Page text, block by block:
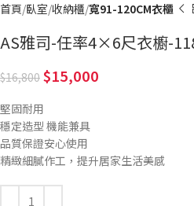
首頁 臥室 收納櫃 寬91-120CM衣櫃
AS雅司-任率4×6尺衣櫥-
16,800 15,000
堅固耐用
穩定造型 機能兼具
品質保證安心使用
精緻細膩作工，提升居家生活美感